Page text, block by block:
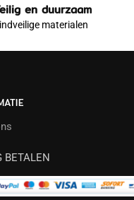
en duurzaam
materialen
BETALEN